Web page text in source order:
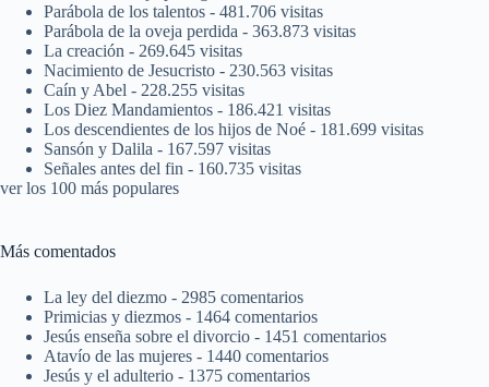
Parábola de los talentos - 481.706 visitas
Parábola de la oveja perdida - 363.873 visitas
La creación - 269.645 visitas
Nacimiento de Jesucristo - 230.563 visitas
Caín y Abel - 228.255 visitas
Los Diez Mandamientos - 186.421 visitas
Los descendientes de los hijos de Noé - 181.699 visitas
Sansón y Dalila - 167.597 visitas
Señales antes del fin - 160.735 visitas
ver los 100 más populares
Más comentados
La ley del diezmo - 2985 comentarios
Primicias y diezmos - 1464 comentarios
Jesús enseña sobre el divorcio - 1451 comentarios
Atavío de las mujeres - 1440 comentarios
Jesús y el adulterio - 1375 comentarios